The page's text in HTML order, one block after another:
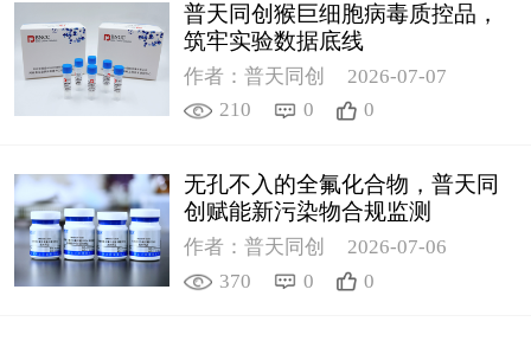
普天同创猴巨细胞病毒质控品，
筑牢实验数据底线
作者：普天同创
2026-07-07
210
0 0
无孔不入的全氟化合物，普天同
创赋能新污染物合规监测
作者：普天同创
2026-07-06
370
0 0